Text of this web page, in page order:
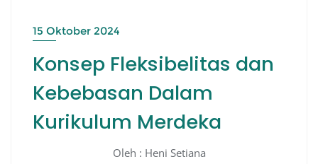
15 Oktober 2024
Konsep Fleksibelitas dan
Kebebasan Dalam
Kurikulum Merdeka
Oleh : Heni Setiana